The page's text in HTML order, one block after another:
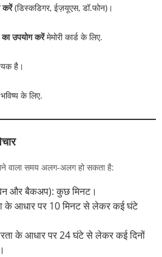
करें(डिस्कडिगर, ईज़यूएस, डॉ.फोन)।
उपयोग करेंमेमोरी कार्ड के लिए.
है।
के लिए.
वाला समय अलग-अलग हो सकता है:
और बैकअप): कुछ मिनट।
के आधार पर 10 मिनट से लेकर कई घंटे
के आधार पर 24 घंटे से लेकर कई दिनों